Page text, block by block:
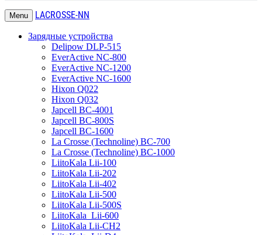
Menu LACROSSE-NN
Зарядные устройства
Delipow DLP-515
EverActive NC-800
EverActive NC-1200
EverActive NC-1600
Hixon Q022
Hixon Q032
Japcell BC-4001
Japcell BC-800S
Japcell BC-1600
La Crosse (Technoline) BC-700
La Crosse (Technoline) BC-1000
LiitoKala Lii-100
LiitoKala Lii-202
LiitoKala Lii-402
LiitoKala Lii-500
LiitoKala Lii-500S
LiitoKala Lii-600
LiitoKala Lii-CH2